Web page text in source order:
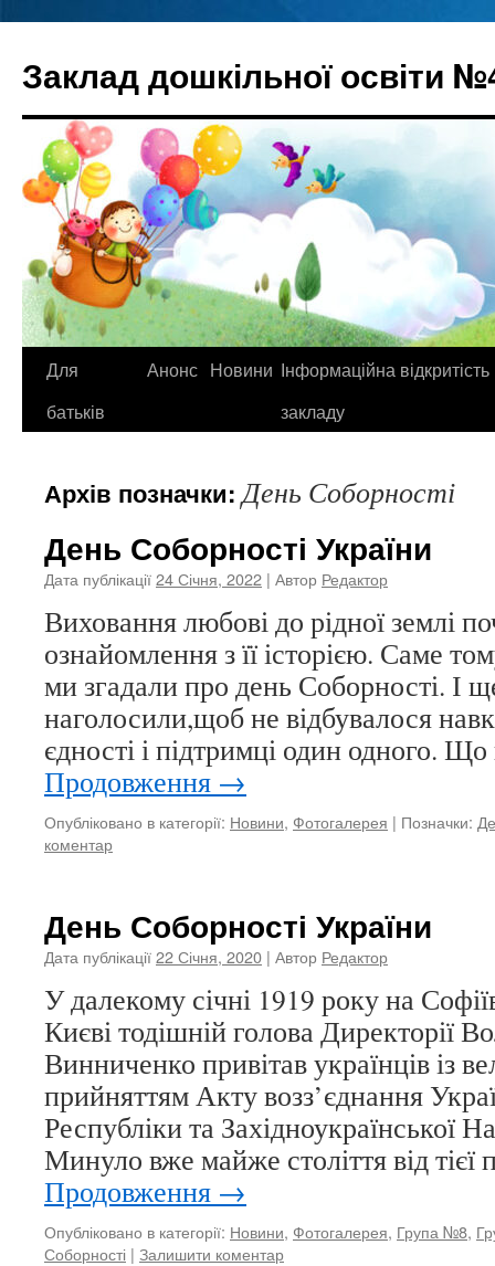
вмісту
Заклад дошкільної освіти
Для
батьків
Анонс Новини Інформаційна відкритість
закладу
Архів позначки:День Соборності
День Соборності України
Дата публікації24 Січня, 2022 | Автор Редактор
Виховання любові до рідної землі
ознайомлення з її історією. Саме
ми згадали про день Соборності. І
наголосили,щоб не відбувалося
єдності і підтримці один одного.
Продовження →
Опубліковано в категорії: Новини, Фотогалерея | Позначки:
коментар
День Соборності України
Дата публікації22 Січня, 2020 | Автор Редактор
У далекому січні 1919 року на
Києві тодішній голова Директорії
Винниченко привітав українців із
прийняттям Акту возз’єднання
Республіки та Західноукраїнської
Минуло вже майже століття від тієї
Продовження →
Опубліковано в категорії: Новини, Фотогалерея, Група №8,
Соборності | Залишити коментар